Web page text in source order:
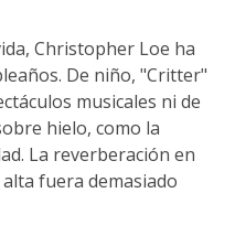
Christopher Loe ha
De niño, "Critter"
musicales ni de
hielo, como la
La reverberación en
fuera demasiado